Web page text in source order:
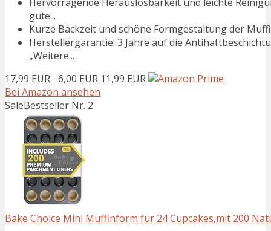
gute...
Kurze Backzeit und schöne Formgestaltung der
Herstellergarantie: 3 Jahre auf die
„Weitere...
17,99 EUR −6,00 EUR 11,99 EUR
Bei Amazon ansehen
SaleBestseller Nr. 2
Bake Choice Mini Muffinform für 24 Cupcakes,mit 200